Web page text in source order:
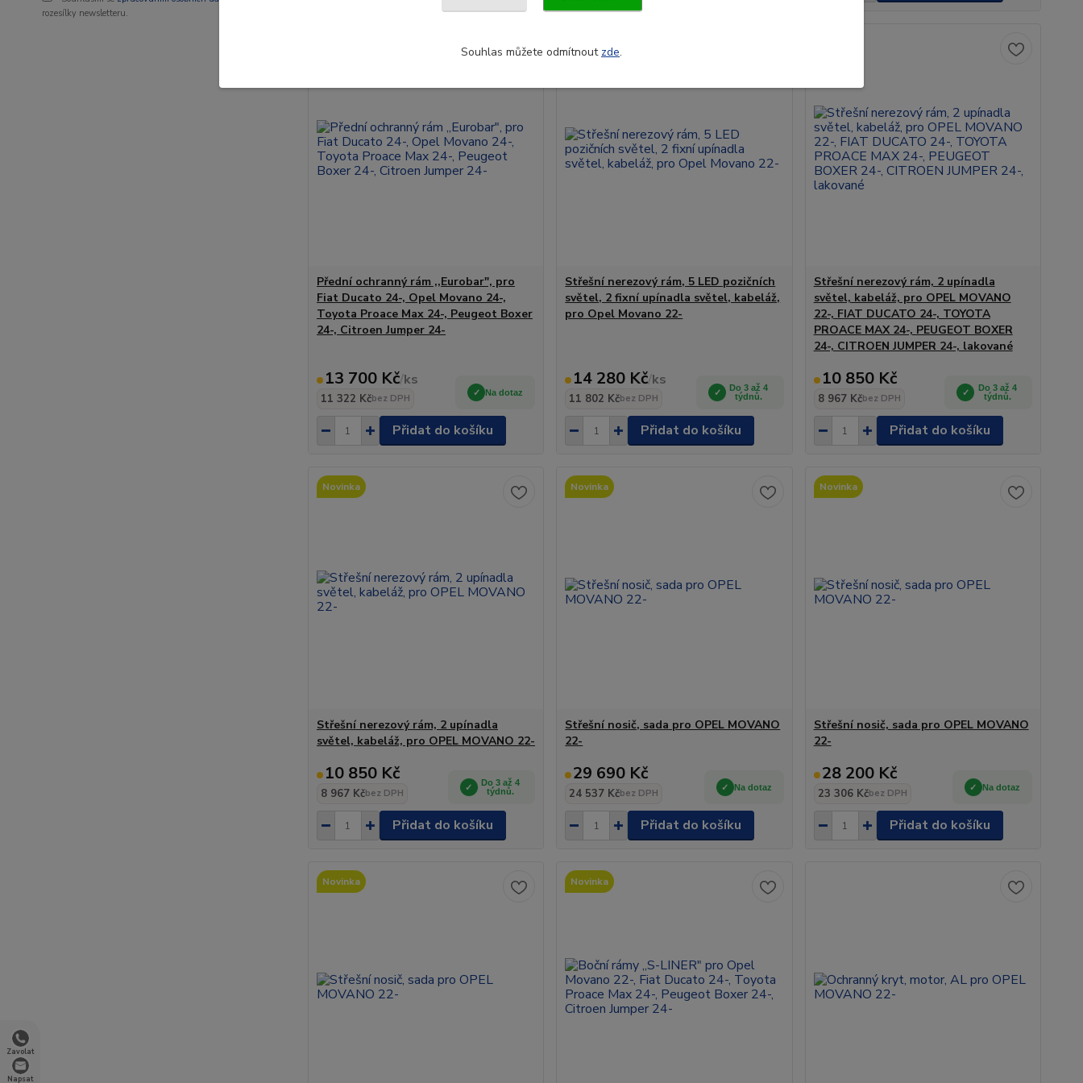
Zavolat
Napsat
rozesílky newsletteru.
Přední ochranný rám ,,Eurobar", pro
Fiat Ducato 24-, Opel Movano 24-,
Toyota Proace Max 24-, Peugeot Boxer
24-, Citroen Jumper 24-
13 700 Kč/ks
11 322 Kčbez DPH
Na dotaz
Přidat do košíku
Střešní nerezový rám, 5 LED pozičních
světel, 2 fixní upínadla světel, kabeláž,
pro Opel Movano 22-
14 280 Kč/ks
11 802 Kčbez DPH
Do 3 až 4
týdnů.
Přidat do košíku
Střešní nerezový rám, 2 upínadla
světel, kabeláž, pro OPEL MOVANO
22-, FIAT DUCATO 24-, TOYOTA
PROACE MAX 24-, PEUGEOT BOXER
24-, CITROEN JUMPER 24-, lakované
10 850 Kč
8 967 Kčbez DPH
Do 3 až 4
týdnů.
Přidat do košíku
Novinka
Střešní nerezový rám, 2 upínadla
světel, kabeláž, pro OPEL MOVANO 22-
10 850 Kč
8 967 Kčbez DPH
Do 3 až 4
týdnů.
Přidat do košíku
Novinka
Střešní nosič, sada pro OPEL MOVANO
22-
29 690 Kč
24 537 Kčbez DPH
Na dotaz
Přidat do košíku
Novinka
Střešní nosič, sada pro OPEL MOVANO
22-
28 200 Kč
23 306 Kčbez DPH
Na dotaz
Přidat do košíku
Novinka Novinka
Souhlas můžete odmítnout zde.